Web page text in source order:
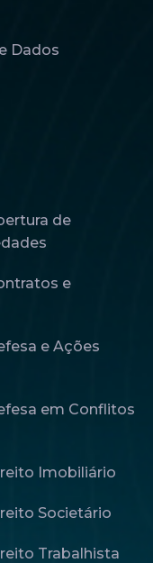
Dados
de
e
e Ações
em Conflitos
Imobiliário
Societário
Trabalhista